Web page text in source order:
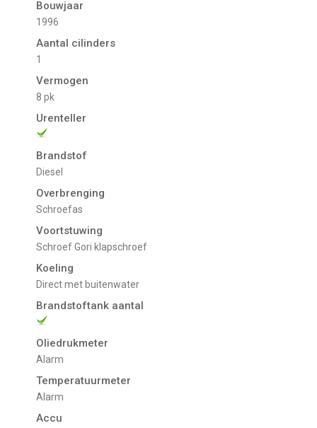
Bouwjaar
1996
Aantal cilinders
1
Vermogen
8 pk
Urenteller
Brandstof
Diesel
Overbrenging
Schroefas
Voortstuwing
schroef Gori klapschroef
Koeling
direct met buitenwater
Brandstoftank aantal
Oliedrukmeter
Alarm
Temperatuurmeter
Alarm
Accu